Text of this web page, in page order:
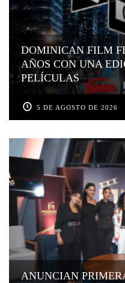
DOMINICAN FILM
AÑOS CON UNA
PELÍCULAS
5 DE AGOSTO DE 2026
ANUNCIAN